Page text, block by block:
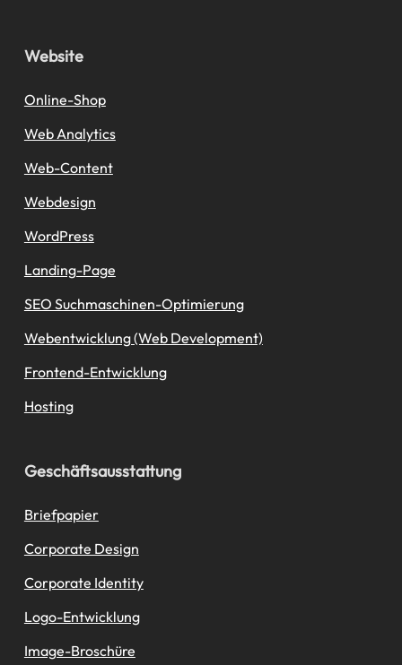
Website
Online-Shop
Web Analytics
Web-Content
Webdesign
WordPress
Landing-Page
SEO Suchmaschinen-Optimierung
Webentwicklung (Web Development)
Frontend-Entwicklung
Hosting
Geschäftsausstattung
Briefpapier
Corporate Design
Corporate Identity
Logo-Entwicklung
Image-Broschüre